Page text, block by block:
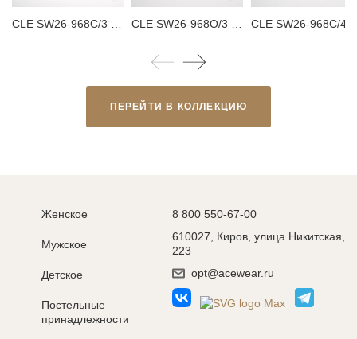
ПЕРЕЙТИ В КОЛЛЕКЦИЮ
Женское
Мужское
Детское
Постельные
принадлежности
8 800 550-67-00
610027, Киров, улица Никитская,
223
opt@acewear.ru